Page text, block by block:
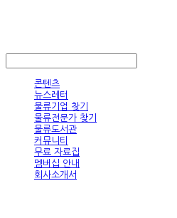
콘텐츠
뉴스레터
물류기업 찾기
물류전문가 찾기
물류도서관
커뮤니티
무료 자료집
멤버십 안내
회사소개서